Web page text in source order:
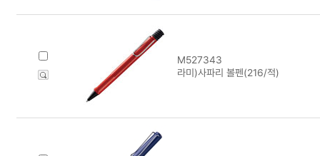
M527343
라미)사파리 볼펜(216/적)